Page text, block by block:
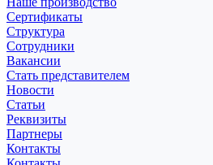
Сертификаты
Структура
Сотрудники
Вакансии
Стать представителем
Новости
Статьи
Реквизиты
Партнеры
Контакты